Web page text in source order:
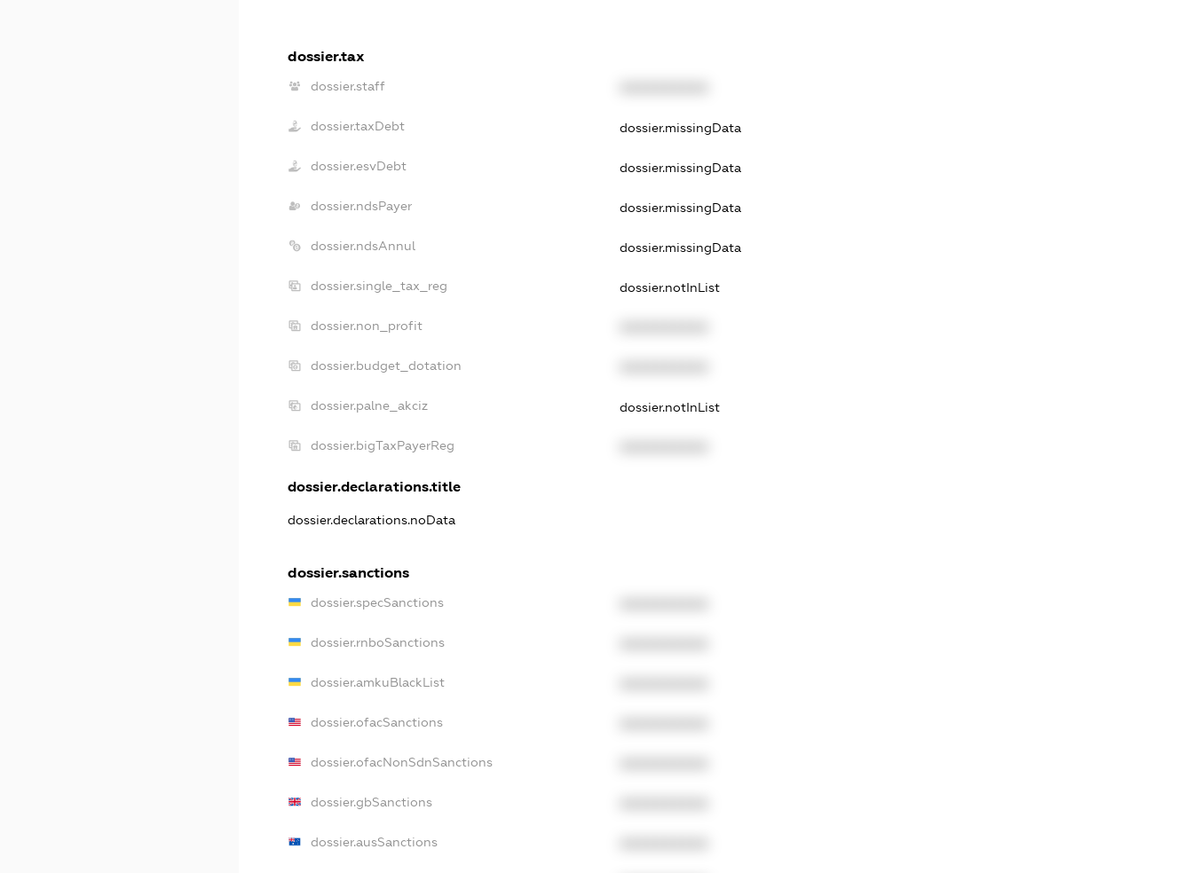
dossier.tax
dossier.staff
dossier.taxDebt dossier.missingData
dossier.esvDebt dossier.missingData
dossier.ndsPayer dossier.missingData
dossier.ndsAnnul dossier.missingData
dossier.single_tax_reg dossier.notInList
dossier.non_profit
dossier.budget_dotation
dossier.palne_akciz dossier.notInList
dossier.bigTaxPayerReg
dossier.declarations.title
dossier.declarations.noData
dossier.sanctions
dossier.specSanctions
dossier.rnboSanctions
dossier.amkuBlackList
dossier.ofacSanctions
dossier.ofacNonSdnSanctions
dossier.gbSanctions
dossier.ausSanctions